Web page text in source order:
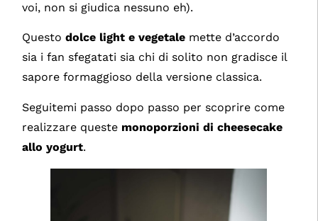
voi, non si giudica nessuno eh).
Questodolce light e vegetale mette d’accordo
sia i fan sfegatati sia chi di solito non gradisce il
sapore formaggioso della versione classica.
Seguitemi passo dopo passo per scoprire come
realizzare queste monoporzioni di cheesecake
allo yogurt.